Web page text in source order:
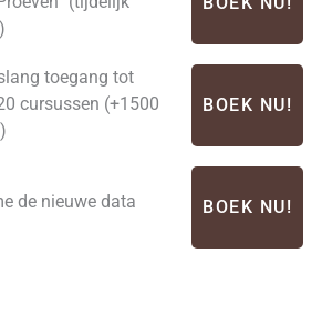
toegang tot
cursussen (+1500
BOEK NU!
de nieuwe data BOEK NU!